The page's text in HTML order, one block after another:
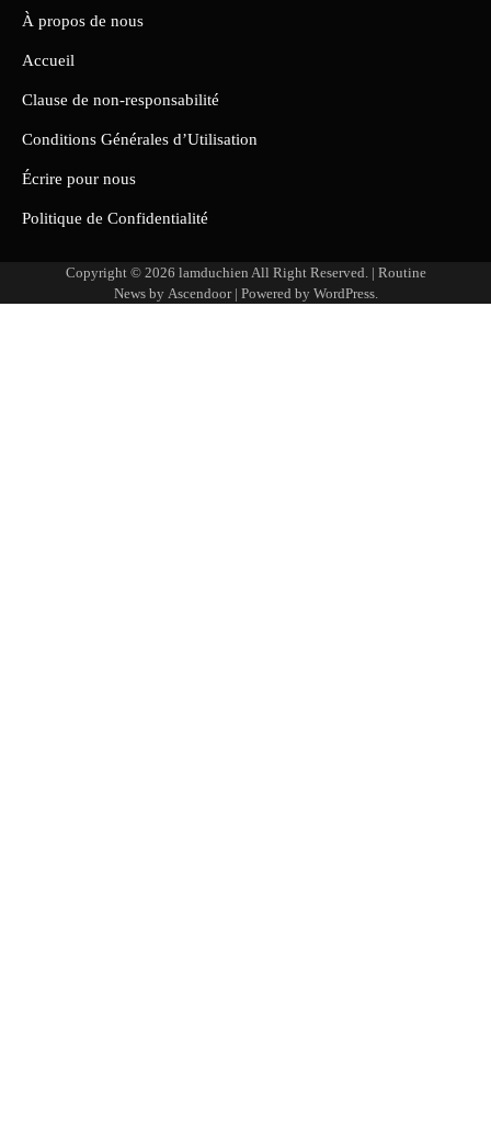
À propos de nous
Accueil
Clause de non-responsabilité
Conditions Générales d’Utilisation
Écrire pour nous
Politique de Confidentialité
Copyright © 2026 lamduchien All Right Reserved. | Routine
News by Ascendoor| Powered by WordPress.